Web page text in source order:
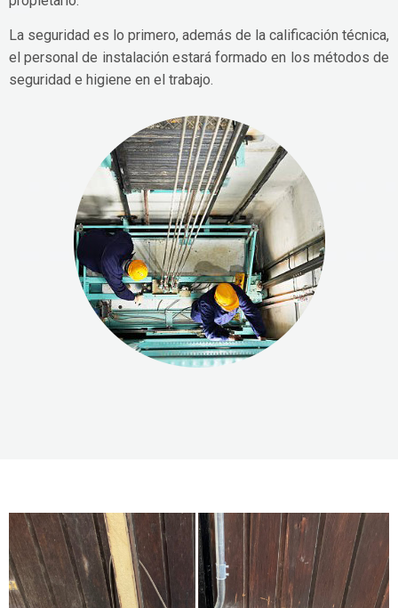
La seguridad es lo primero, además de la calificación técnica,
el personal de instalación estará formado en los métodos de
seguridad e higiene en el trabajo.